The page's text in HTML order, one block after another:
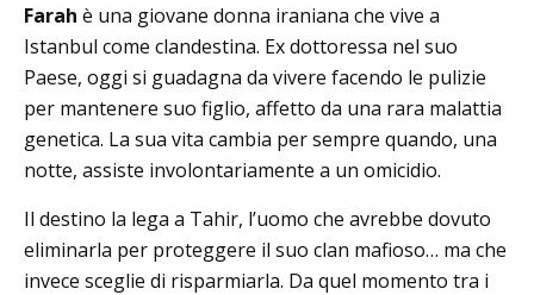
Farah è una giovane donna iraniana che vive a
Istanbul come clandestina. Ex dottoressa nel suo
Paese, oggi si guadagna da vivere facendo le pulizie
per mantenere suo figlio, affetto da una rara malattia
genetica. La sua vita cambia per sempre quando, una
notte, assiste involontariamente a un omicidio.
Il destino la lega a Tahir, l’uomo che avrebbe dovuto
eliminarla per proteggere il suo clan mafioso… ma che
invece sceglie di risparmiarla. Da quel momento tra i